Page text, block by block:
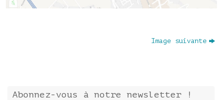
Image suivante
Abonnez-vous à notre newsletter !